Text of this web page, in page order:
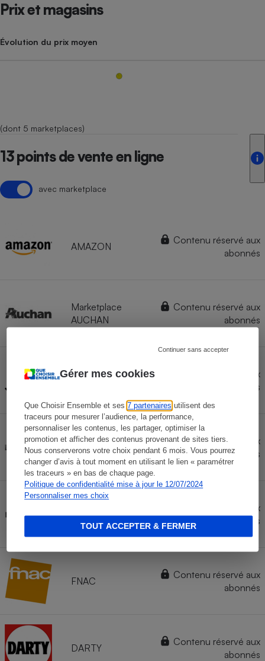
Gérer mes cookies
Que Choisir Ensemble et ses7 partenaires utilisent des
traceurs pour mesurer l’audience, la performance,
personnaliser les contenus, les partager, optimiser la
promotion et afficher des contenus provenant de sites tiers.
Nous conserverons votre choix pendant 6 mois. Vous pourrez
changer d’avis à tout moment en utilisant le lien « paramétrer
les traceurs » en bas de chaque page.
Politique de confidentialité mise à jour le 12/07/2024
Personnaliser mes choix
Continuer sans accepter
TOUT ACCEPTER & FERMER
Prix et magasins
Évolution du prix moyen
(dont 5 marketplaces)
13 points de vente en ligne
avec marketplace
AMAZON
Contenu réservé aux
abonnés
Marketplace
AUCHAN
Contenu réservé aux
abonnés
Marketplace
Contenu réservé aux
abonnés
Marketplace
LA
REDOUTE
Contenu réservé aux
abonnés
LECLERC
Contenu réservé aux
abonnés
FNAC
Contenu réservé aux
abonnés
DARTY
Contenu réservé aux
abonnés